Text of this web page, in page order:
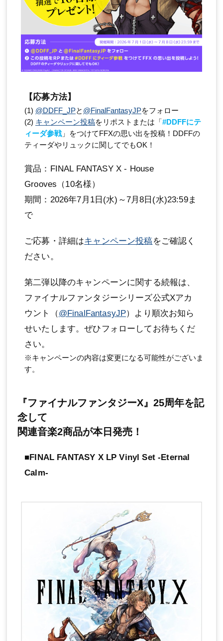
【応募方法】
(1) @DDFF_JPと @FinalFantasyJPをフォロー
(2) キャンペーン投稿をリポストまたは「#DDFFにテ
ィーダ参戦」をつけてFFXの思い出を投稿！DDFFの
ティーダやリュックに関してでもOK！
賞品：FINAL FANTASY X - House
Grooves（10名様）
期間：2026年7月1日(水)～7月8日(水)23:59ま
で
ご応募・詳細はキャンペーン投稿をご確認く
ださい。
第二弾以降のキャンペーンに関する続報は、
ファイナルファンタジーシリーズ公式Xアカ
ウント（@FinalFantasyJP）より順次お知ら
せいたします。ぜひフォローしてお待ちくだ
さい。
※キャンペーンの内容は変更になる可能性がございま
す。
『ファイナルファンタジーX』25周年を記
念して
関連音楽2商品が本日発売！
■FINAL FANTASY X LP Vinyl Set -Eternal
Calm-